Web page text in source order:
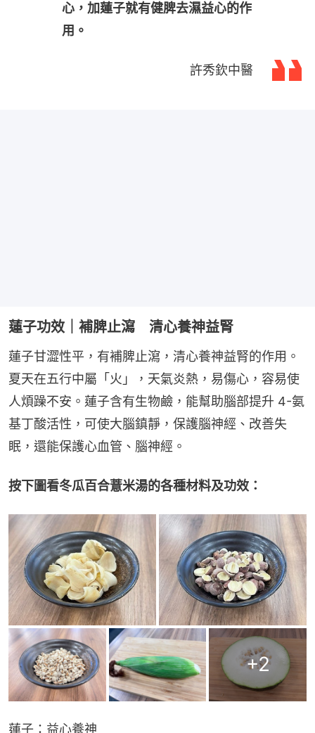
心，加蓮子就有健脾去濕益心的作
用。
許秀欽中醫
蓮子功效｜補脾止瀉 清心養神益腎
蓮子甘澀性平，有補脾止瀉，清心養神益腎的作用。
夏天在五行中屬「火」，天氣炎熱，易傷心，容易使
人煩躁不安。蓮子含有生物鹼，能幫助腦部提升 4-氨
基丁酸活性，可使大腦鎮靜，保護腦神經、改善失
眠，還能保護心血管、腦神經。
按下圖看冬瓜百合薏米湯的各種材料及功效：
+2
蓮子：益心養神